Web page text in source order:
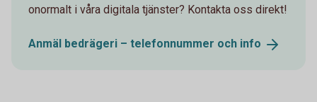
onormalt i våra digitala tjänster? Kontakta oss direkt!
Anmäl bedrägeri – telefonnummer och info